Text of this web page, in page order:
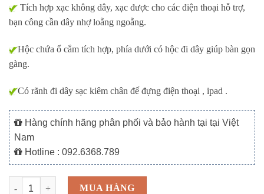
Tích hợp xạc không dây, xạc được cho các điện thoại hỗ trợ,
bạn công cần dây nhợ loằng ngoằng.
Hộc chứa ổ cắm tích hợp, phía dưới có hộc đi dây giúp bàn gọn
gàng.
Có rãnh đi dây sạc kiêm chân đế đựng điện thoại , ipad .
Hàng chính hãng phân phối và bảo hành tại tại Việt
Nam
Hotline : 092.6368.789
SMARTDESK PRO OFFICE WALNUT số lượng
MUA HÀNG